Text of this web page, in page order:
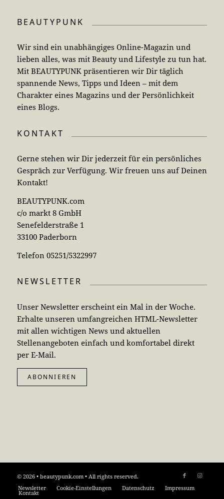
BEAUTYPUNK
Wir sind ein unabhängiges Online-Magazin und
lieben alles, was mit Beauty und Lifestyle zu tun hat.
Mit BEAUTYPUNK präsentieren wir Dir täglich
spannende News, Tipps und Ideen – mit dem
Charakter eines Magazins und der Persönlichkeit
eines Blogs.
KONTAKT
Gerne stehen wir Dir jederzeit für ein persönliches
Gespräch zur Verfügung. Wir freuen uns auf Deinen
Kontakt!
BEAUTYPUNK.com
c/o markt 8 GmbH
Senefelderstraße 1
33100 Paderborn
Telefon 05251/5322997
NEWSLETTER
Unser Newsletter erscheint ein Mal in der Woche.
Erhalte unseren umfangreichen HTML-Newsletter
mit allen wichtigen News und aktuellen
Stellenangeboten einfach und komfortabel direkt
per E-Mail.
ABONNIEREN
© 2026 • beautypunk.com • All rights reserved.
Newsletter
Cookie-Einstellungen Datenschutz Impressum
Kontakt